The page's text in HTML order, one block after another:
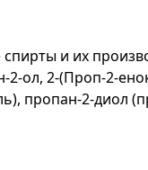
и их
ол, 2-(Проп-2-
пропан-2-диол